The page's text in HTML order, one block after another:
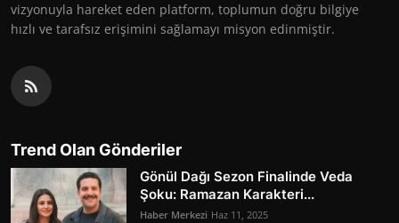
vizyonuyla hareket eden platform, toplumun doğru bilgiye
hızlı ve tarafsız erişimini sağlamayı misyon edinmiştir.
Trend Olan Gönderiler
Gönül Dağı Sezon Finalinde Veda
Şoku: Ramazan Karakteri...
Haber Merkezi Haz 11, 2025